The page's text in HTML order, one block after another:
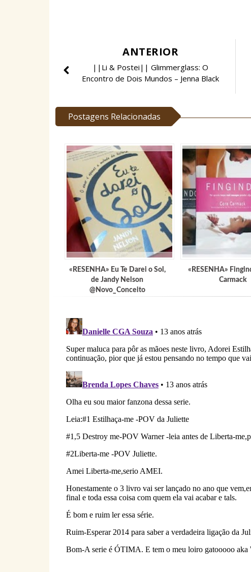
ANTERIOR
||Li & Postei|| Glimmerglass: O
Encontro de Dois Mundos – Jenna Black
Postagens Relacionadas
«RESENHA» Eu Te Darei o Sol,
de Jandy Nelson
@Novo_Conceito
«RESENHA»
Carmack